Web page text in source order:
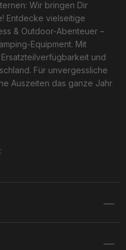
Wir bringen Dir
Entdecke vielseitige
& Outdoor-Abenteuer –
Equipment. Mit
und
Für unvergessliche
Auszeiten das ganze Jahr